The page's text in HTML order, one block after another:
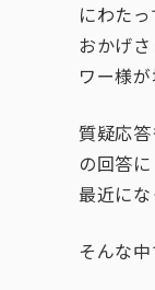
にわた
おかげ
ワー様が
質疑応
の回答に
最近に
そんな